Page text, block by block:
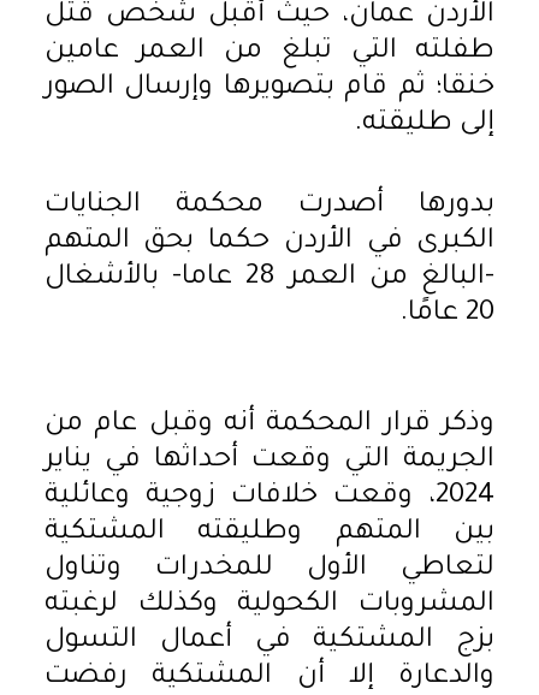
الأردن عمان، حيث أقبل شخص قتل
طفلته التي تبلغ من العمر عامين
خنقا؛ ثم قام بتصويرها وإرسال الصور
إلى طليقته.
بدورها أصدرت محكمة الجنايات
الكبرى في الأردن حكما بحق المتهم
-البالغ من العمر 28 عاما- بالأشغال
20 عامًا.
وذكر قرار المحكمة أنه وقبل عام من
الجريمة التي وقعت أحداثها في يناير
2024، وقعت خلافات زوجية وعائلية
بين المتهم وطليقته المشتكية
لتعاطي الأول للمخدرات وتناول
المشروبات الكحولية وكذلك لرغبته
بزج المشتكية في أعمال التسول
والدعارة إلا أن المشتكية رفضت